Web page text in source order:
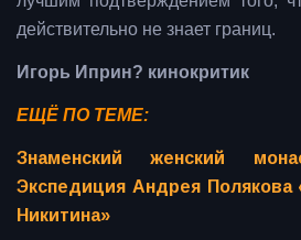
действительно не знает границ.
Игорь Иприн? кинокритик
ЕЩЁ ПО ТЕМЕ:
Знаменский женский
Экспедиция Андрея
Никитина»